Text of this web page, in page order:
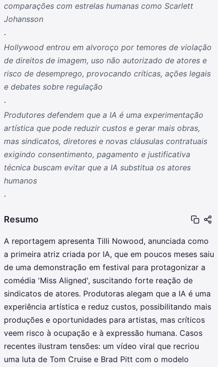
comparações com estrelas humanas como Scarlett
Johansson
.
Hollywood entrou em alvoroço por temores de violação
de direitos de imagem, uso não autorizado de atores e
risco de desemprego, provocando críticas, ações legais
e debates sobre regulação
.
Produtores defendem que a IA é uma experimentação
artística que pode reduzir custos e gerar mais obras,
mas sindicatos, diretores e novas cláusulas contratuais
exigindo consentimento, pagamento e justificativa
técnica buscam evitar que a IA substitua os atores
humanos
.
Resumo
A reportagem apresenta Tilli Nowood, anunciada como
a primeira atriz criada por IA, que em poucos meses saiu
de uma demonstração em festival para protagonizar a
comédia 'Miss Aligned', suscitando forte reação de
sindicatos de atores. Produtoras alegam que a IA é uma
experiência artística e reduz custos, possibilitando mais
produções e oportunidades para artistas, mas críticos
veem risco à ocupação e à expressão humana. Casos
recentes ilustram tensões: um vídeo viral que recriou
uma luta de Tom Cruise e Brad Pitt com o modelo